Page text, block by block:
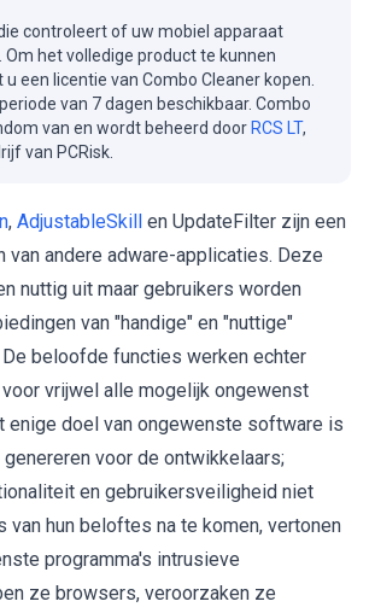
controleert of uw mobiel apparaat
het volledige product te kunnen
een licentie van Combo Cleaner kopen.
van 7 dagen beschikbaar. Combo
van en wordt beheerd door RCS LT,
van PCRisk.
, AdjustableSkill en UpdateFilter zijn een
van andere adware-applicaties. Deze
nuttig uit maar gebruikers worden
van "handige" en "nuttige"
beloofde functies werken echter
vrijwel alle mogelijk ongewenst
enige doel van ongewenste software is
voor de ontwikkelaars;
en gebruikersveiligheid niet
van hun beloftes na te komen, vertonen
programma's intrusieve
ze browsers, veroorzaken ze